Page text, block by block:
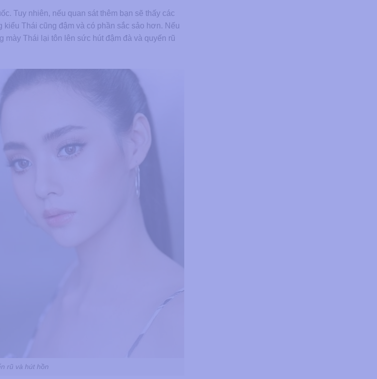
Tuy nhiên, nếu quan sát thêm bạn sẽ thấy các
Thái cũng đậm và có phần sắc sảo hơn. Nếu
mày Thái lại tôn lên sức hút đậm đà và quyến rũ
rũ và hút hồn